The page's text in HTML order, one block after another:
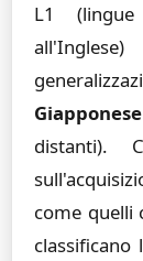
L1 (lingue
Giapponese
come quelli